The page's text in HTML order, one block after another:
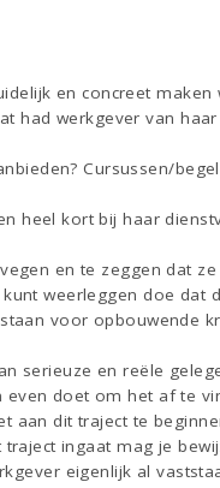
en concreet
had werkgever van
Cursussen/
heel kort bij haar
en te zeggen dat
weerleggen doe
voor opbouwende
serieuze en reële
doet om het af te
aan dit traject te
ingaat mag je
eigenlijk al